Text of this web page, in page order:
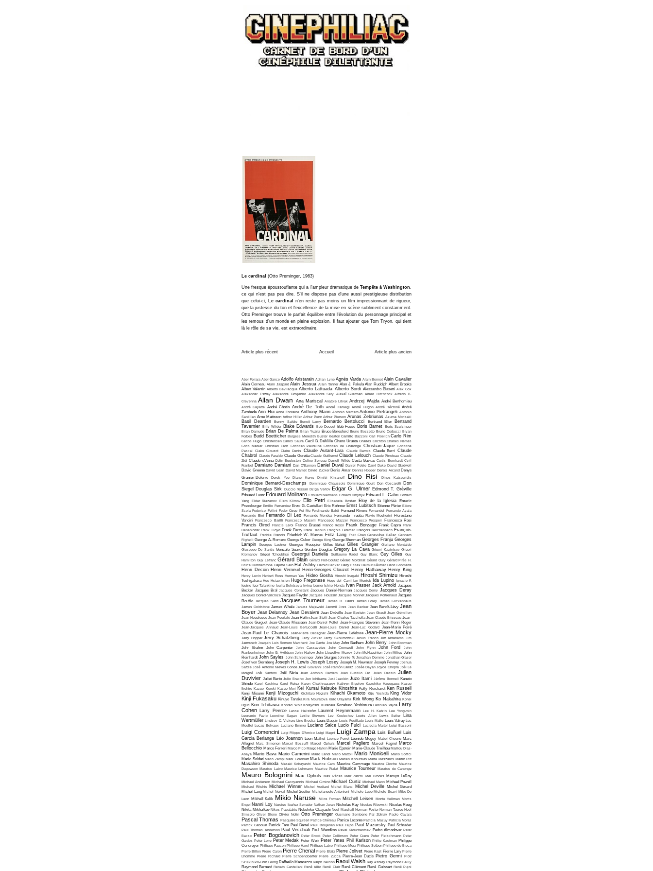
Le cardinal (Otto Preminger, 1963)
Une fresque époustouflante qui a l'ampleur dramatique de Tempête à Washington,
ce qui n'est pas peu dire. S'il ne dispose pas d'une aussi prestigieuse distribution
que celui-ci,
Le cardinal
n'en reste pas moins un film impressionnant de rigueur,
que la justesse du ton et l'excellence de la mise en scène subliment constamment.
Otto Preminger trouve le parfait équilibre entre l'évolution du personnage principal et
les remous d'un monde en pleine explosion. Il faut ajouter que Tom Tryon, qui tient
là le rôle de sa vie, est extraordinaire.
Article plus récent Article plus ancien
Accueil
Abel Ferrara Abel Gance Adolfo Aristarain Adrian Lyne Agnès Varda Alain Bonnot Alain Cavalier
Alain Corneau Alain Jaspard Alain Jessua Alain Tanner Alan J. Pakula Alan Rudolph Albert Brooks
Albert Valentin Alberto Bevilacqua Alberto Lattuada Alberto Sordi Alessandro Blasetti Alex Cox
Alexander Esway Alexandre Dovjenko Alexandre Sery Alexeï Guerman Alfred Hitchcock Alfredo B.
Crevenna Allan Dwan Ana Mariscal Anatole Litvak Andrzej Wajda André Berthomieu
André Cayatte André Chotin André De Toth André Farwagi André Hugon André Téchiné André
Zwobada Ann Hui Anne Fontaine Anthony Mann Antonio Mercero Antonio Pietrangeli Antonio
Santillan Arne Mattsson Arthur Hiller Arthur Penn Arthur Pierson Arunas Zebriunas Azuma Morisaki
Basil Dearden Benny Safdie Benoit Lamy Bernardo Bertolucci Bertrand Blier
Bertrand
Tavernier Billy Wilder Blake Edwards Bob Decout Bob Fosse Boris Barnet Boris Szulzinger
Brian Damude Brian De Palma Brian Yuzna Bruce Beresford Bruno Bozzetto Bruno Corbucci Bryan
Forbes Budd Boetticher Burgess Meredith Buster Keaton Camillo Bazzoni Carl Froelich Carlo Rim
Carlos Hugo Christensen Carlos Saura Cecil B. DeMille Chano Urueta Charles Crichton Charles Nemes
Chris Marker Christian Gion Christian Paureilhe Christian de Chalonge Christian-Jaque
Christine
Pascal
Claire Clouzot Claire Denis Claude Autant-Lara Claude Barrois Claude Berri Claude
Chabrol
Claude Faraldo Claude Goretta Claude Guillemot Claude Lelouch Claude Pinoteau Claude
Zidi Claude d'Anna Colin Eggleston Coline Serreau Cornell Wilde Costa-Gavras Curtis Bernhardt Cyril
Frankel Damiano Damiani Dan O'Bannon Daniel Duval Daniel Petrie Daryl Duke David Gladwell
David Greene David Lean David Mamet David Zucker Denis Amar Dennis Hopper Denys Arcand Denys
Granier-Deferre
Derek Yee Diane Kurys Dimitri Kirsanoff Dino Risi Dinos Katsouridis
Dominique Bernard-Deschamps Dominique Chaussois Dominique Goult Don Coscarelli
Don
Siegel
Douglas Sirk Duccio Tessari Dziga Vertov Edgar G. Ulmer Edmond T. Gréville
Edouard Luntz Edouard Molinaro Edouard Niermans Edward Dmytryk Edward L. Cahn Edward
Yang Eldar Riazanov Elem Klimov Elio Petri Elisabeta Bostan Eloy de la Iglesia
Emeric
Pressburger Emilio Fernandez Enzo G. Castellari Eric Rohmer Ernst Lubitsch Etienne Périer Ettore
Scola Federico Fellini Fedor Ozep Fei Mu Ferdinando Baldi Fernand Rivers Fernandel Fernando Ayala
Fernando Birri Fernando Di Leo Fernando Mendez Fernando Trueba Flavio Mogherini
Florestano
Vancini Francesco Barilli Francesco Maselli Francesco Mazzei Francesco Prosperi Francesco Rosi
Francis Girod Francis Leroi Franco Brusati Franco Rossi Frank Borzage Frank Capra Frank
Henenlotter Frank Lloyd Frank Perry Frank Tashlin François Leterrier François Reichenbach François
Truffaut Freddie Francis Friedrich W. Murnau Fritz Lang Fruit Chan Geneviève Baïlac Gennaro
Righelli George A. Romero George Cukor George King George Sherman Georges Franju Georges
Lampin
Georges Lautner Georges Rouquier Gilles Béhat Gilles Grangier
Giuliano Montaldo
Giuseppe De Santis Gonzalo Suarez Gordon Douglas Gregory La Cava Grigori Kazintsev Grigori
Kromanov Grigori Tchoukhraï Gueorgui Danielia Guillaume Radot Guy Blanc Guy Gilles
Guy
Hamilton Guy Lefranc Gérard Blain Gérard Frot-Coutaz Gérard Mordillat Gérard Oury Gérard Pirès H.
Bruce Humberstone Hajime Sato Hal Ashby Harold Becker Harry Essex Helmut Käutner Henri Chomette
Henri Decoin Henri Verneuil Henri-Georges Clouzot Henry Hathaway Henry King
Henry Levin Herbert Ross Herman Yau Hideo Gosha Hiroshi Inagaki Hiroshi Shimizu Hiroshi
Teshigahara Hou Hsiao-hsien Hugo Fregonese Hugo del Carril Ian Merrick Ida Lupino Ignacio F.
Iquino Igor Talankine Ioulia Solntseva Irving Lerner Ishiro Honda Ivan Passer Jack Arnold Jacques
Becker Jacques Bral Jacques Constant Jacques Daniel-Norman Jacques Demy Jacques Deray
Jacques Doniol-Valcroze Jacques Feyder Jacques Houssin Jacques Monnet Jacques Poitrenaud Jacques
Rouffio Jacques Santi Jacques Tourneur James B. Harris James Foley James Glickenhaus
James Goldstone James Whale Janusz Majewski Jaromil Jires Jean Becker Jean Benoît-Lévy Jean
Boyer Jean Delannoy Jean Devaivre Jean Dréville Jean Epstein Jean Girault Jean Grémillon
Jean Negulesco Jean Pourtalé Jean Rollin Jean Stelli Jean-Charles Tacchella Jean-Claude Brisseau Jean-
Claude Guiguet Jean-Claude Missiaen Jean-Daniel Pollet Jean-François Stévenin Jean-Henri Roger
Jean-Jacques Annaud Jean-Louis Bertuccelli Jean-Louis Daniel Jean-Luc Godard Jean-Marie Poiré
Jean-Paul Le Chanois Jean-Pierre Desagnat Jean-Pierre Lefebvre Jean-Pierre Mocky
Jerry Hopper Jerry Schatzberg Jerry Zucker Jerzy Skolimowski Jesus Franco Jim Abrahams Jim
Jarmusch Joaquin Luis Romero Marchent Joe Dante Joe May John Badham John Berry John Boorman
John Brahm
John Carpenter John Cassavetes John Cromwell John Flynn John Ford
John
Frankenheimer John G. Avildsen John Harlow John Llewellyn Moxey John McNaughton John Milius John
Reinhardt John Sayles John Schlesinger John Sturges Johnnie To Jonathan Demme Jonathan Glazer
Josef von Sternberg Joseph H. Lewis Joseph Losey Joseph M. Newman Joseph Pevney Joshua
Safdie José Antonio Nieves Conde José Giovanni José Ramón Larraz Josée Dayan Joyce Chopra Joël Le
Moigné Joël Santoni Joël Séria Juan Antonio Bardem Juan Bustillo Oro Jules Dassin Julien
Duvivier Juliet Berto Julio Bracho Jun Ichikawa Just Jaeckin Juzo Itami Jérôme Bonnell Kaneto
Shindo Karel Kachina Karel Reisz Karen Chakhnazarov Kathryn Bigelow Kazuhiko Hasegawa Kazuo
Ikehiro Kazuo Kuroki Kazuo Mori Kei Kumai Keisuke Kinoshita Kelly Reichardt Ken Russell
Kenji Misumi Kenji Mizoguchi Kichitaro Negishi Kihachi Okamoto Kiju Yoshida King Vidor
Kinji Fukasaku Kinuyo Tanaka Kira Mouratova Kirio Urayama Kirk Wong Ko Nakahira Kohei
Oguri Kon Ichikawa Konrad Wolf Koreyoshi Kurahara Kozaburo Yoshimura Ladislao Vajda Larry
Cohen Larry Peerce Lasse Hallström Laurent Heynemann Lee H. Katzin Lee Yong-min
Leonardo Favio
Leontine Sagan Leslie Stevens Lev Koulechov Lewis Allen Lewis Seiler
Lina
Wertmüller Lindsey C. Vickers Lino Brocka Louis Daquin Louis Feuillade Louis Malle Louis Valray Luc
Moullet Lucas Belvaux Luciano Emmer Luciano Salce Lucio Fulci Lucrecia Martel Luigi Bazzoni
Luigi Comencini Luigi Filippo D'Amico Luigi Magni Luigi Zampa Luis Buñuel
Luis
Garcia Berlanga Léo Joannon Léon Mathot Léonce Perret Léonide Moguy Mabel Cheung Marc
Allégret Marc Simenon Marcel Bozzuffi Marcel Ophuls Marcel Pagliero Marcel Pagnol
Marco
Bellocchio Marco Ferreri Marco Pico Margo Harkin Marie Epstein Marie-Claude Treilhou Marilou Diaz-
Abaya Mario Bava Mario Camerini Mario Landi Mario Mattoli Mario Monicelli Mario Soffici
Mario Soldati Mario Zampi Mark Goldblatt Mark Robson Marlen Khoutsiev Marta Meszaros Martin Ritt
Masahiro Shinoda Masaki Kobayashi Maurice Cam Maurice Cammage Maurice Cloche Maurice
Dugowson Maurice Labro Maurice Lehmann Maurice Pialat Maurice Tourneur Maurice de Canonge
Mauro Bolognini Max Ophuls Max Pécas Meir Zarchi Mel Brooks Mervyn LeRoy
Michael Anderson Michael Cacoyannis Michael Cimino Michael Curtiz Michael Mann Michael Powell
Michael Ritchie Michael Winner Michel Audiard Michel Blanc Michel Deville
Michel Gérard
Michel Lang Michel Nerval Michel Soutter Michelangelo Antonioni Michele Lupo Michele Soavi Mike De
Leon Mikhaïl Kalik Mikio Naruse Milos Forman Mitchell Leisen Monte Hellman Morris
Engel Nanni Loy Narciso Ibañez Serrador Nathan Juran Nicholas Ray Nicolas Ribowski Nicolas Roeg
Nikita Mikhalkov Nikos Papatakis Nobuhiko Obayashi Noel Marshall Norman Foster Norman Taurog Noël
Simsolo Oliver Stone Olivier Nolin Otto Preminger Ousmane Sembène Pal Zolnay Paolo Cavara
Pascal Thomas Pasquale Squitieri Patrice Chéreau Patrice Leconte Patricia Mazuy Patricia Moraz
Patrick Cabouat Patrick Tam Paul Bartel Paul Boujenah Paul Fejos Paul Mazursky Paul Schrader
Paul Thomas Anderson Paul Vecchiali Paul Wendkos Pavel Klouchantsev Pedro Almodovar Peter
Bacso Peter Bogdanovich Peter Brook Peter Collinson Peter Crane Peter Fleischmann Peter
Gardos Peter Lorre Peter Medak Peter Weir Peter Yates Phil Karlson Philip Kaufman Philippe
Condroyer Philippe Faucon Philippe Harel Philippe Labro Philippe Mora Philippe Setbon Philippe de Broca
Pierre Billon Pierre Caron Pierre Chenal Pierre Etaix Pierre Jolivet Pierre Kast Pierre Lary Pierre
Lhomme Pierre Richard Pierre Schoendoerffer Pierre Zucca Pierre-Jean Ducis Pietro Germi Piotr
Szulkin Po-Chih Leong Raffaello Matarazzo Ralph Nelson Raoul Walsh Ray Ashley Raymond Bailly
Raymond Bernard Renato Castellani René Allio René Clair René Clément René Guissart René Pujol